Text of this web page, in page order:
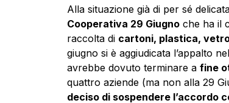
Alla situazione già di per sé
Cooperativa 29 Giugnoche ha il
raccolta di cartoni, plastica,
giugno si è aggiudicata l’appalto
avrebbe dovuto terminare a fine
quattro aziende (ma non alla 29
deciso di sospendere l’accordo